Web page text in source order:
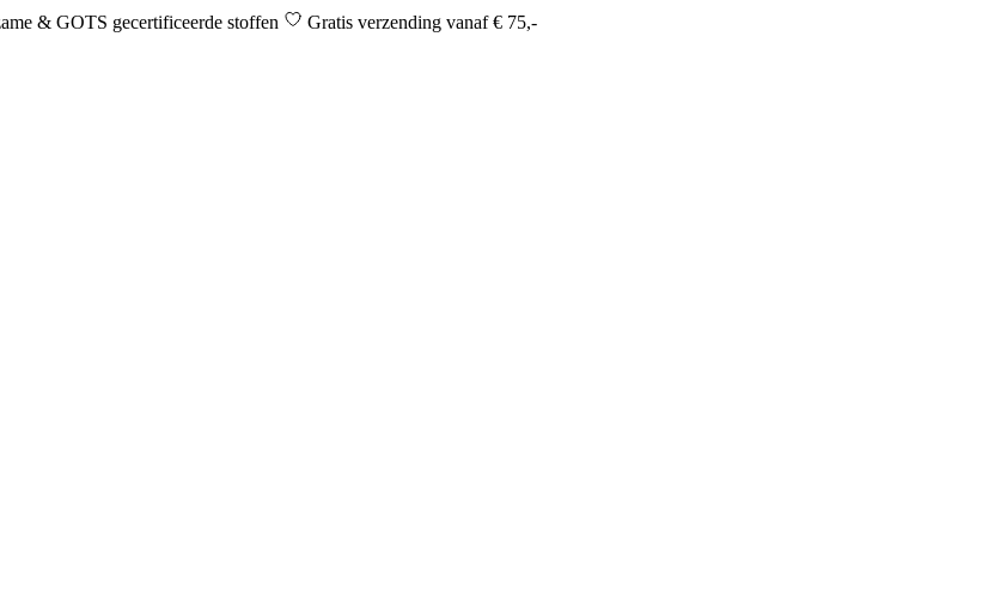
& GOTS gecertificeerde stoffen Gratis verzending vanaf € 75,-